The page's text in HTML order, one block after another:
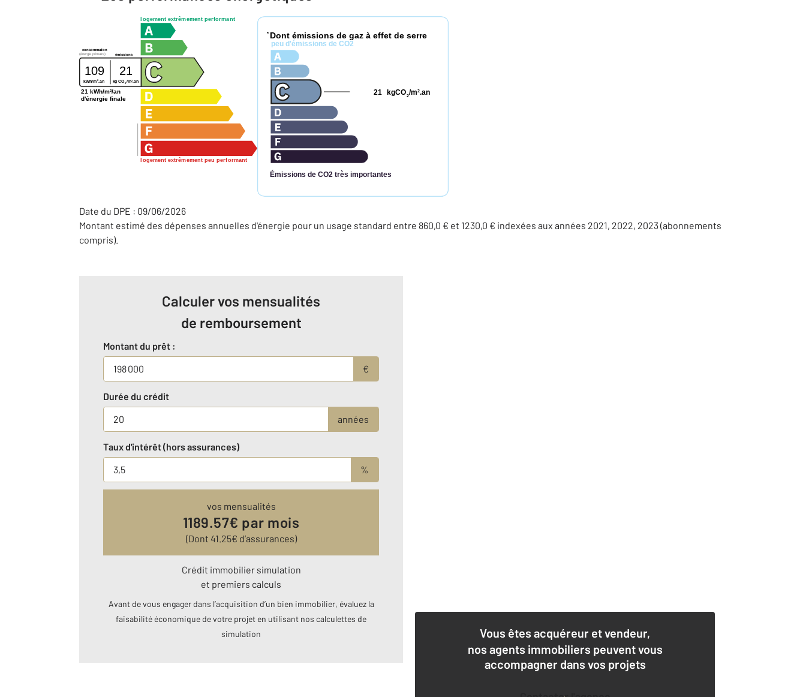
logement extrêmement performant
logement extrêmement peu performant
consommation
émissions
(énergie primaire)
109 21
kWh/m 2 .an kg CO2/m2 .an
21 kWh/m²/an
d'énergie finale
* Dont émissions de gaz à effet de serre
peu d'émissions de CO2
Émissions de CO2 très importantes
kgCO2/m2.an
21
Date du DPE : 09/06/2026
Montant estimé des dépenses annuelles d'énergie pour un usage standard entre 860,0 € et 1230,0 € indexées aux années 2021, 2022, 2023 (abonnements
compris).
Calculer vos mensualités
de remboursement
Montant du prêt :
€
Durée du crédit
années
Taux d'intérêt (hors assurances)
%
vos mensualités
1189.57€ par mois
(Dont 41.25€ d’assurances)
Crédit immobilier simulation
et premiers calculs
Avant de vous engager dans l’acquisition d’un bien immobilier, évaluez la
faisabilité économique de votre projet en utilisant nos calculettes de
simulation
Vous êtes acquéreur et vendeur,
nos agents immobiliers peuvent vous
accompagner dans vos projets